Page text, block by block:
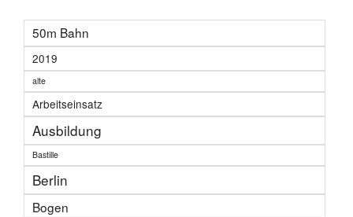
50m Bahn
2019
alte
Arbeitseinsatz
Ausbildung
Bastille
Berlin
Bogen